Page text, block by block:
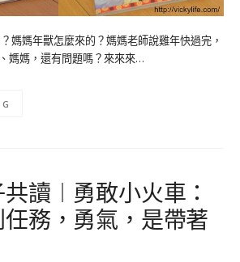
媽媽年獸怎麼來的？媽媽老師說雞年快過完，
媽媽，還有問題嗎？來來來…
讀︱勇敢小火車：
務，勇氣，是帶著